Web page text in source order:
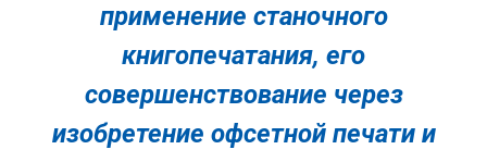
применение станочного
книгопечатания, его
совершенствование через
изобретение офсетной печати и